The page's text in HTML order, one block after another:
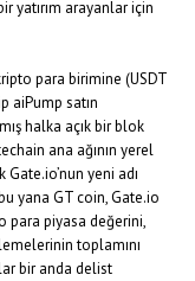
yatırım arayanlar için
para birimine (USDT
aiPump satın
halka açık bir blok
ana ağının yerel
yeni adı
yana GT coin, Gate.io
para piyasa değerini,
toplamını
bir anda delist